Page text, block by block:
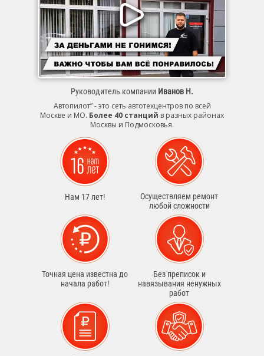
Руководитель компании Иванов Н.
Автопилот” - это сеть автотехцентров по всей
Москве и МО. Более 40 станций в разных районах
Москвы и Подмосковья.
Нам 17 лет!
Осуществляем ремонт
любой сложности
Точная цена известна до
начала работ!
Без преписок и
навязывания ненужных
работ